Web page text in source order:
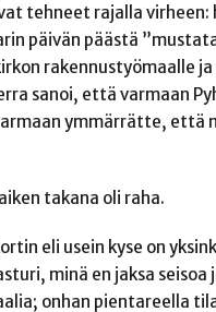
tehneet rajalla
päivän päästä
rakennustyömaalle ja
sanoi, että varmaan
ymmärrätte, että
takana oli raha.
eli usein kyse on
minä en jaksa seisoa
onhan pientareella